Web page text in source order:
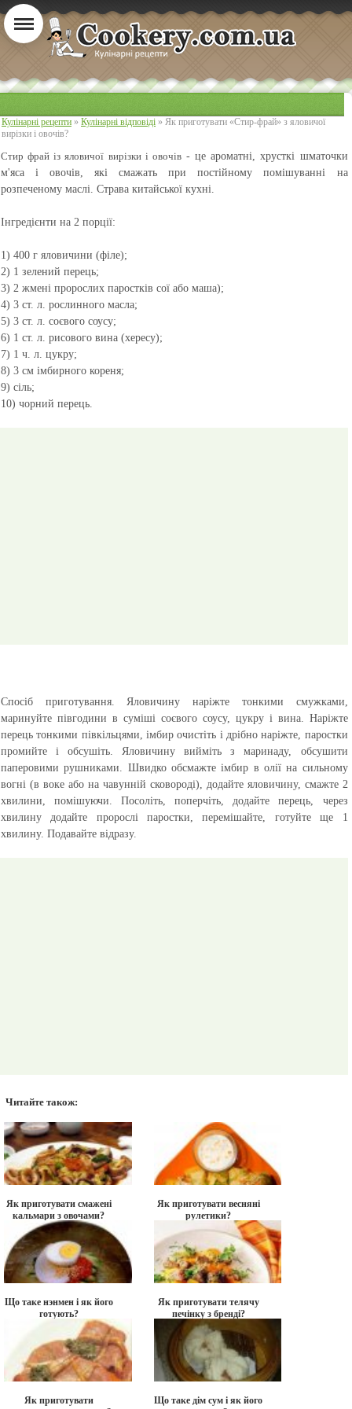
Кулінарні рецепти » Кулінарні відповіді » Як приготувати «Стир-фрай» з яловичої
вирізки і овочів?
Стир фрай із яловичої вирізки і овочів- це ароматні, хрусткі шматочки
м'яса і овочів, які смажать при постійному помішуванні на
розпеченому маслі. Страва китайської кухні.
Інгредієнти на 2 порції:
1) 400 г яловичини (філе);
2) 1 зелений перець;
3) 2 жмені пророслих паростків сої або маша);
4) 3 ст. л. рослинного масла;
5) 3 ст. л. соєвого соусу;
6) 1 ст. л. рисового вина (хересу);
7) 1 ч. л. цукру;
8) 3 см імбирного кореня;
9) сіль;
10) чорний перець.
Спосіб приготування. Яловичину наріжте тонкими смужками,
маринуйте півгодини в суміші соєвого соусу, цукру і вина. Наріжте
перець тонкими півкільцями, імбир очистіть і дрібно наріжте, паростки
промийте і обсушіть. Яловичину вийміть з маринаду, обсушити
паперовими рушниками. Швидко обсмажте імбир в олії на сильному
вогні (в воке або на чавунній сковороді), додайте яловичину, смажте 2
хвилини, помішуючи. Посоліть, поперчіть, додайте перець, через
хвилину додайте пророслі паростки, перемішайте, готуйте ще 1
хвилину. Подавайте відразу.
Читайте також:
Як приготувати смажені
кальмари з овочами?
Як приготувати весняні
рулетики?
Що таке нэнмен і як його
готують?
Як приготувати телячу
печінку з бренді?
Як приготувати
Що таке дім сум і як його